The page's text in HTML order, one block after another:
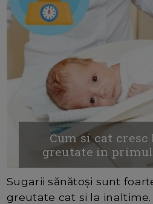
Cum si cat
greutate in
Sugarii sănătoși sunt
greutate cat si la inaltime.